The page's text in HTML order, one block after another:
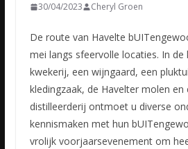
30/04/2023 Cheryl Groen
De route van Havelte
mei langs sfeervolle locaties. In de
kwekerij, een wijngaard, een
kledingzaak, de Havelter molen en
distilleerderij ontmoet u diverse
kennismaken met hun
vrolijk voorjaarsevenement om